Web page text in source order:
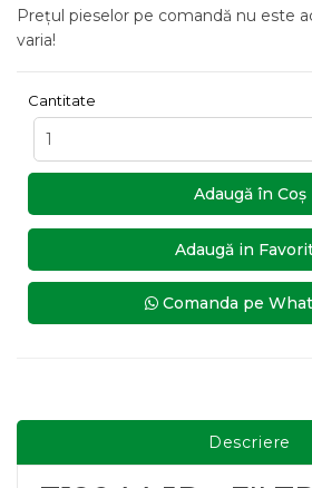
Prețul pieselor pe comandă nu este
varia!
Cantitate
Adaugă în Coş
Adaugă in
Comanda pe
Descriere